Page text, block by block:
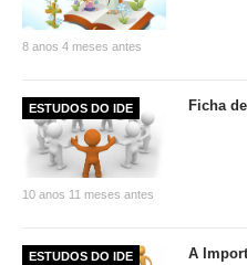
8 anos 4 meses antes
ESTUDOS DO IDE
10 anos 11 meses antes
Ficha
ESTUDOS DO IDE A